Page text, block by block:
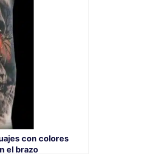
con colores
el brazo